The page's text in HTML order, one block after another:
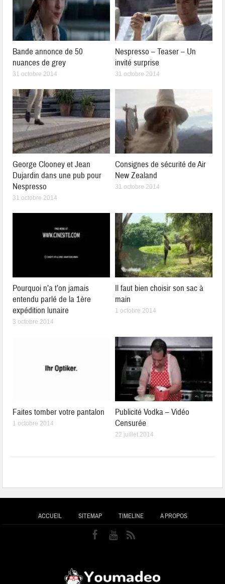
Bande annonce de 50
nuances de grey
31 octobre 2014
Nespresso – Teaser – Un
invité surprise
31 octobre 2014
George Clooney et Jean
Dujardin dans une pub pour
Nespresso
31 octobre 2014
Consignes de sécurité de Air
New Zealand
31 octobre 2014
Pourquoi n’a t’on jamais
entendu parlé de la 1ère
expédition lunaire
3 octobre 2014
Il faut bien choisir son sac à
main
1 octobre 2014
Faites tomber votre pantalon
1 octobre 2014
Publicité Vodka – Vidéo
Censurée
22 juillet 2014
ACCUEIL SITEMAP TIMELINE A PROPOS